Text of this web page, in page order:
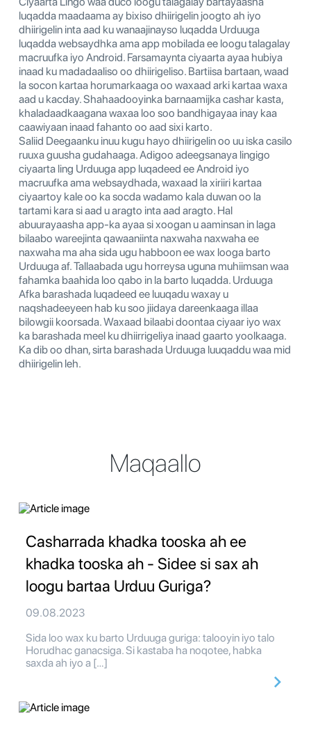
luqadda maadaama ay bixiso dhiirigelin joogto ah iyo
dhiirigelin inta aad ku wanaajinayso luqadda Urduuga
luqadda websaydhka ama app mobilada ee loogu talagalay
macruufka iyo Android. Farsamaynta ciyaarta ayaa hubiya
inaad ku madadaaliso oo dhiirigeliso. Bartiisa bartaan, waad
la socon kartaa horumarkaaga oo waxaad arki kartaa waxa
aad u kacday. Shahaadooyinka barnaamijka cashar kasta,
khaladaadkaagana waxaa loo soo bandhigayaa inay kaa
caawiyaan inaad fahanto oo aad sixi karto.
Saliid Deegaanku inuu kugu hayo dhiirigelin oo uu iska casilo
ruuxa guusha gudahaaga. Adigoo adeegsanaya lingigo
ciyaarta ling Urduuga app luqadeed ee Android iyo
macruufka ama websaydhada, waxaad la xiriiri kartaa
ciyaartoy kale oo ka socda wadamo kala duwan oo la
tartami kara si aad u aragto inta aad aragto. Hal
abuurayaasha app-ka ayaa si xoogan u aaminsan in laga
bilaabo wareejinta qawaaniinta naxwaha naxwaha ee
naxwaha ma aha sida ugu habboon ee wax looga barto
Urduuga af. Tallaabada ugu horreysa uguna muhiimsan waa
fahamka baahida loo qabo in la barto luqadda. Urduuga
Afka barashada luqadeed ee luuqadu waxay u
naqshadeeyeen hab ku soo jiidaya dareenkaaga illaa
bilowgii koorsada. Waxaad bilaabi doontaa ciyaar iyo wax
ka barashada meel ku dhiirrigeliya inaad gaarto yoolkaaga.
Ka dib oo dhan, sirta barashada Urduuga luuqaddu waa mid
dhiirigelin leh.
Maqaallo
Casharrada khadka tooska ah ee
khadka tooska ah - Sidee si sax ah
loogu bartaa Urduu Guriga?
09.08.2023
Sida loo wax ku barto Urduuga guriga: talooyin iyo talo
Horudhac ganacsiga. Si kastaba ha noqotee, habka
saxda ah iyo a […]